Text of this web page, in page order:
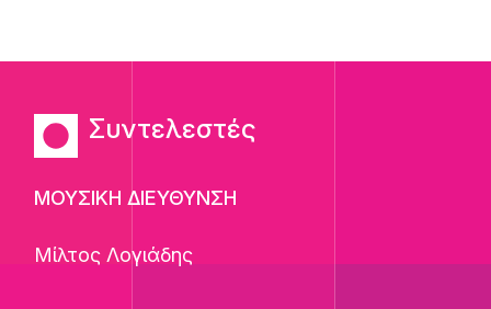
Συντελεστές
ΜΟΥΣΙΚΗ ΔΙΕΥΘΥΝΣΗ
Μίλτος Λογιάδης